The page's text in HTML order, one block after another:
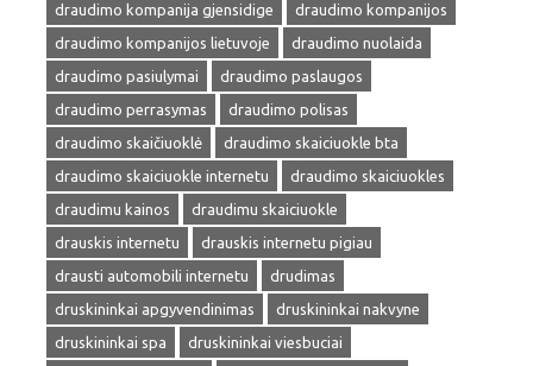
draudimo kompanija gjensidige
draudimo kompanijos
draudimo kompanijos lietuvoje
draudimo nuolaida
draudimo pasiulymai
draudimo paslaugos
draudimo perrasymas
draudimo polisas
draudimo skaičiuoklė
draudimo skaiciuokle bta
draudimo skaiciuokle internetu
draudimo skaiciuokles
draudimu kainos
draudimu skaiciuokle
drauskis internetu
drauskis internetu pigiau
drausti automobili internetu
drudimas
druskininkai apgyvendinimas
druskininkai nakvyne
druskininkai spa
druskininkai viesbuciai